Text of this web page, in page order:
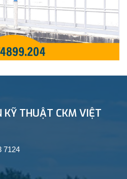
KỸ THUẬT CKM VIỆT
7124